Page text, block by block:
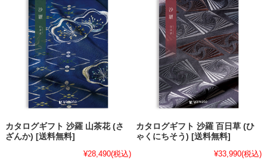
カタログギフト 沙羅 山茶花 (さ
ざんか) [送料無料]
¥28,490(税込)
カタログギフト 沙羅 百日草 (ひ
ゃくにちそう) [送料無料]
¥33,990(税込)